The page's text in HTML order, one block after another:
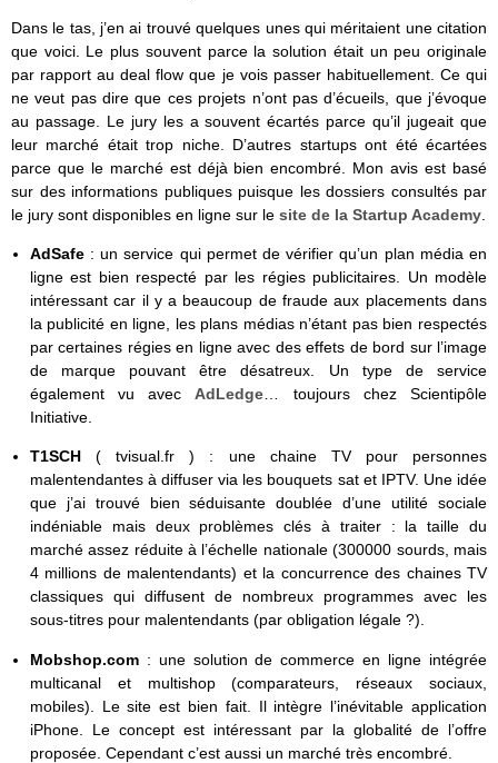
Dans le tas, j’en ai trouvé quelques unes qui méritaient une citation
que voici. Le plus souvent parce la solution était un peu originale
par rapport au deal flow que je vois passer habituellement. Ce qui
ne veut pas dire que ces projets n’ont pas d’écueils, que j’évoque
au passage. Le jury les a souvent écartés parce qu’il jugeait que
leur marché était trop niche. D’autres startups ont été écartées
parce que le marché est déjà bien encombré. Mon avis est basé
sur des informations publiques puisque les dossiers consultés par
le jury sont disponibles en ligne sur le site de la Startup Academy.
AdSafe : un service qui permet de vérifier qu’un plan média en
ligne est bien respecté par les régies publicitaires. Un modèle
intéressant car il y a beaucoup de fraude aux placements dans
la publicité en ligne, les plans médias n’étant pas bien respectés
par certaines régies en ligne avec des effets de bord sur l’image
de marque pouvant être désatreux. Un type de service
également vu avecAdLedge… toujours chez Scientipôle
Initiative.
T1SCH( tvisual.fr ) : une chaine TV pour personnes
malentendantes à diffuser via les bouquets sat et IPTV. Une idée
que j’ai trouvé bien séduisante doublée d’une utilité sociale
indéniable mais deux problèmes clés à traiter : la taille du
marché assez réduite à l’échelle nationale (300000 sourds, mais
4 millions de malentendants) et la concurrence des chaines TV
classiques qui diffusent de nombreux programmes avec les
sous-titres pour malentendants (par obligation légale ?).
Mobshop.com: une solution de commerce en ligne intégrée
multicanal et multishop (comparateurs, réseaux sociaux,
mobiles). Le site est bien fait. Il intègre l’inévitable application
iPhone. Le concept est intéressant par la globalité de l’offre
proposée. Cependant c’est aussi un marché très encombré.